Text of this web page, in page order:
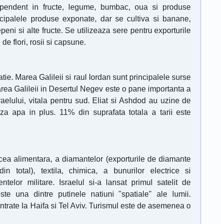
in fructe, legume, bumbac, oua si produse
produse exponate, dar se cultiva si banane,
si alte fructe. Se utilizeaza sere pentru exporturile
flori, rosii si capsune.
Marea Galileii si raul Iordan sunt principalele surse
Galileii in Desertul Negev este o pane importanta a
vitala pentru sud. Eliat si Ashdod au uzine de
apa in plus. 11% din suprafata totala a tarii este
alimentara, a diamantelor (exporturile de diamante
total), textila, chimica, a bunurilor electrice si
militare. Israelul si-a lansat primul satelit de
una dintre putinele natiuni "spatiale" ale lumii.
Ia Haifa si Tel Aviv. Turismul este de asemenea o